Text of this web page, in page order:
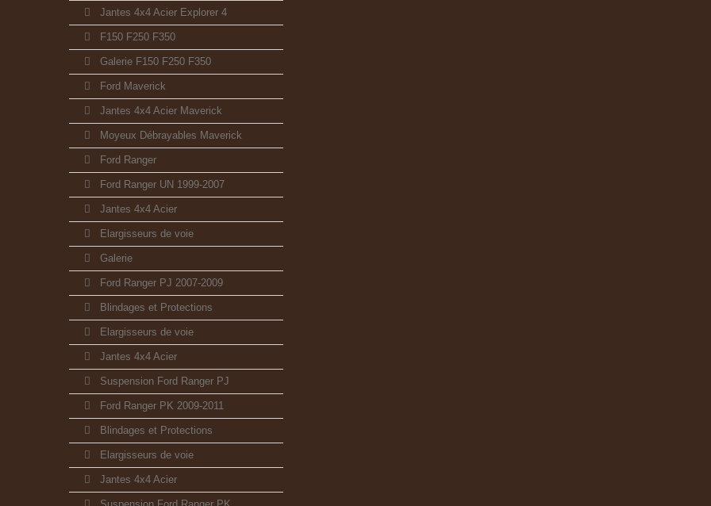
Jantes 4x4 Acier Explorer 4
F150 F250 F350
Galerie F150 F250 F350
Ford Maverick
Jantes 4x4 Acier Maverick
Moyeux Débrayables Maverick
Ford Ranger
Ford Ranger UN 1999-2007
Jantes 4x4 Acier
Elargisseurs de voie
Galerie
Ford Ranger PJ 2007-2009
Blindages et Protections
Elargisseurs de voie
Jantes 4x4 Acier
Suspension Ford Ranger PJ
Ford Ranger PK 2009-2011
Blindages et Protections
Elargisseurs de voie
Jantes 4x4 Acier